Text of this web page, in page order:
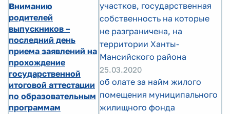
Вниманию
родителей
выпускников –
последний день
приема заявлений на
прохождение
государственной
итоговой аттестации
по образовательным
программам
участков, государственная
собственность на которые
не разграничена, на
территории Ханты-
Мансийского района
25.03.2020
об олате за найм жилого
помещения муниципального
жилищного фонда